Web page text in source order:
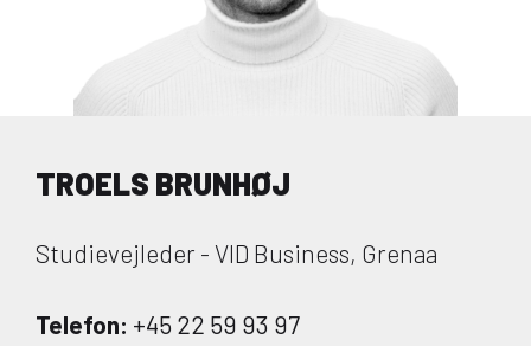
TROELS BRUNHØJ
Studievejleder - VID Business, Grenaa
Telefon: +45 22 59 93 97